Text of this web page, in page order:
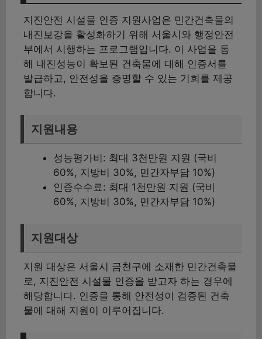
지진안전 시설물 인증 지원사업은 민간건축물의
내진보강을 활성화하기 위해 서울시와 행정안전
부에서 시행하는 프로그램입니다. 이 사업을 통
해 내진성능이 확보된 건축물에 대해 인증서를
발급하고, 안전성을 증명할 수 있는 기회를 제공
합니다.
지원내용
성능평가비: 최대 3천만원 지원 (국비
60%, 지방비 30%, 민간자부담 10%)
인증수수료: 최대 1천만원 지원 (국비
60%, 지방비 30%, 민간자부담 10%)
지원대상
지원 대상은 서울시 금천구에 소재한 민간건축물
로, 지진안전 시설물 인증을 받고자 하는 경우에
해당합니다. 인증을 통해 안전성이 검증된 건축
물에 대해 지원이 이루어집니다.